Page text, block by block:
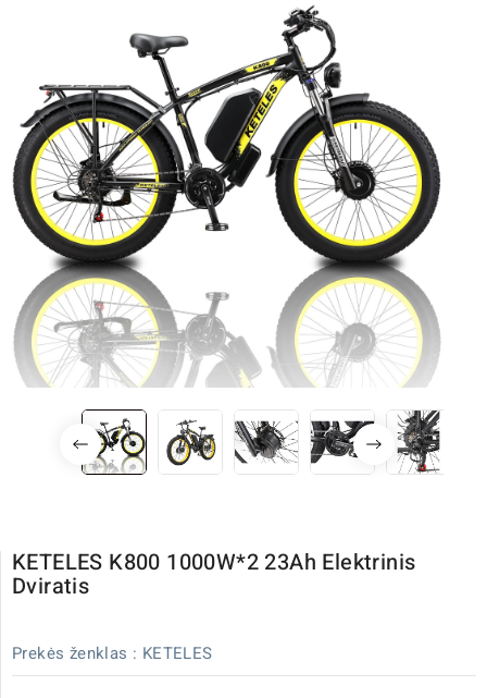
KETELES K800 1000W*2 23Ah Elektrinis
Dviratis
Prekės ženklas : KETELES